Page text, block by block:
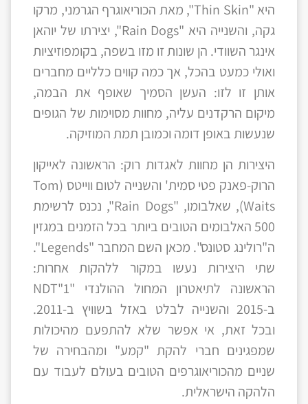
היא "Thin Skin", מאת הכוריאוגרף הגרמני, מרקו
גקה, והשנייה היא "Rain Dogs", יצירתו של יוהאן
אינגר השוודי. הן שונות זו מזו בשפה, בקומפוזיציות
ואולי כמעט בהכל, אך כמה קווים כלליים מחברים
אותן זו לזו: העשן הסמיך שאופף את הבמה,
מיקום הרקדנים עליה, מחוות מסוימות של הגופים
שנעשות באופן דומה וכמובן תמת המוזיקה.
היצירות הן מחוות לאגדות רוק: הראשונה לאייקון
הרוק-פאנק פטי סמית' והשנייה לטום ווייטס (Tom
Waits), שאלבומו, "Rain Dogs", נכנס לרשימת
500 האלבומים הטובים ביותר בכל הזמנים במגזין
ה"רולינג סטונס". מכאן השם המחבר "Legends".
שתי היצירות נעשו במקור ללהקות אחרות:
הראשונה לתיאטרון המחול ההולנדי "1"NDT
ב-2015 והשנייה לבלט באזל בשוויץ ב-2011.
ובכל זאת, אי אפשר שלא להתפעם מהיכולות
שמפגינים חברי להקת "קמע" ומהבחירה של
שניים מהכוריאוגרפים הטובים בעולם לעבוד עם
הלהקה הישראלית.